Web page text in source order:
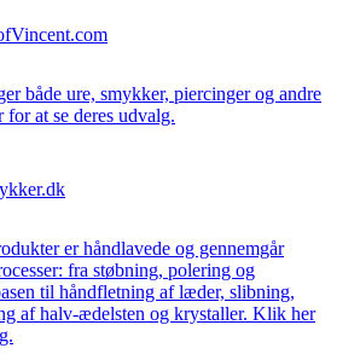
både ure, smykker, piercinger og andre
at se deres udvalg.
er håndlavede og gennemgår
fra støbning, polering og
til håndfletning af læder, slibning,
af halv-ædelsten og krystaller. Klik her